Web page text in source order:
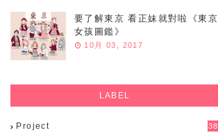
要了解東京 看正妹就對啦《東京
女孩圖鑑》
10月 03, 2017
LABEL
Project 38